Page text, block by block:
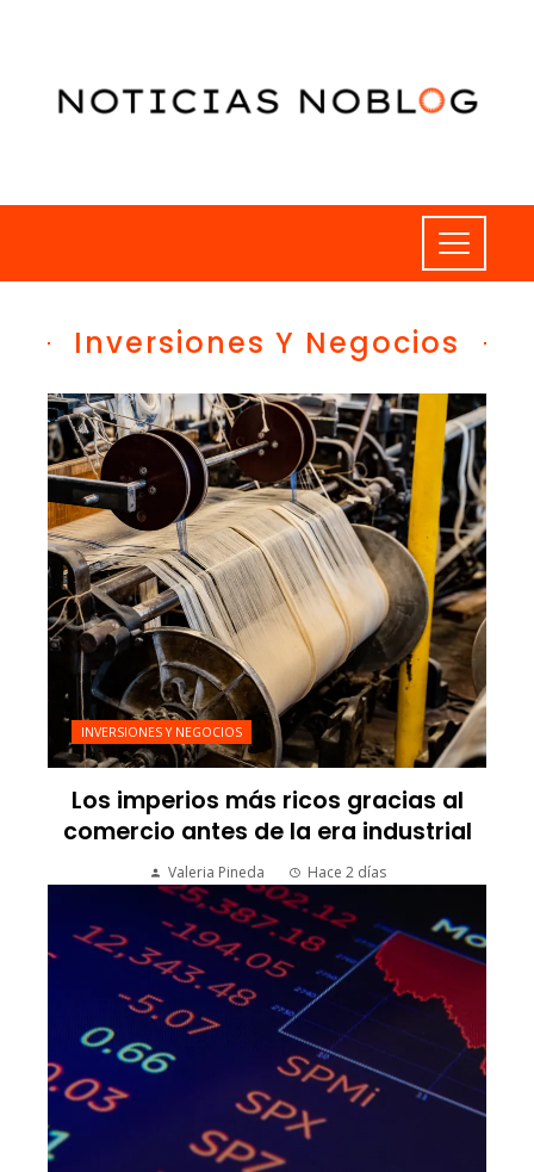
Inversiones Y Negocios
INVERSIONES Y NEGOCIOS
Los imperios más ricos gracias al
comercio antes de la era industrial
Valeria Pineda Hace 2 días